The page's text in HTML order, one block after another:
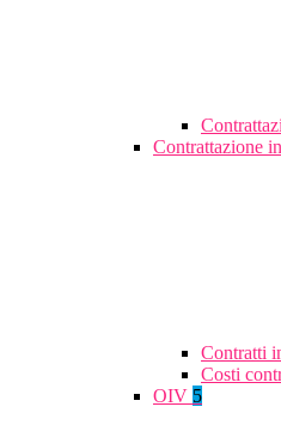
Contrattazione
Contratti
Costi
OIV 5